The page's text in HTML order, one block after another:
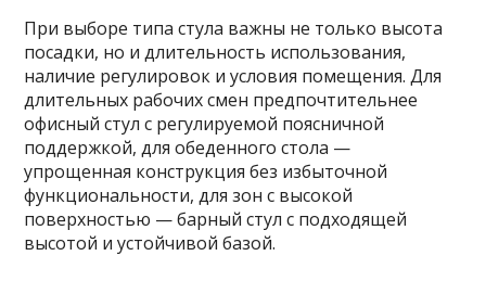
При выборе типа стула важны не только высота
посадки, но и длительность использования,
наличие регулировок и условия помещения. Для
длительных рабочих смен предпочтительнее
офисный стул с регулируемой поясничной
поддержкой, для обеденного стола —
упрощенная конструкция без избыточной
функциональности, для зон с высокой
поверхностью — барный стул с подходящей
высотой и устойчивой базой.